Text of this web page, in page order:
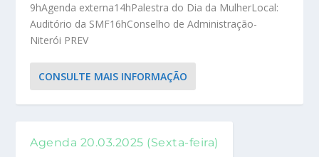
9hAgenda externa14hPalestra do Dia da MulherLocal:
Auditório da SMF16hConselho de Administração-
Niterói PREV
CONSULTE MAIS INFORMAÇÃO
Agenda 20.03.2025 (Sexta-feira)